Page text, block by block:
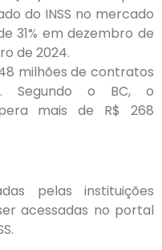
do INSS no mercado
31% em dezembro de
de 2024.
milhões de contratos
Segundo o BC, o
mais de R$ 268
pelas instituições
acessadas no portal